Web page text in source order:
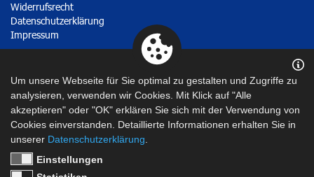
Widerrufsrecht
Datenschutzerklärung
Impressum
Um unsere Webseite für Sie optimal zu gestalten und Zugriffe zu
analysieren, verwenden wir Cookies. Mit Klick auf "Alle
akzeptieren" oder "OK" erklären Sie sich mit der Verwendung von
Cookies einverstanden. Detaillierte Informationen erhalten Sie in
unserer Datenschutzerklärung
Einstellungen